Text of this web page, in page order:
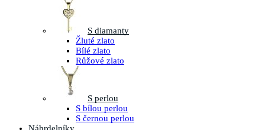
S diamanty
Žluté zlato
Bílé zlato
Růžové zlato
S perlou
S bílou perlou
S černou perlou